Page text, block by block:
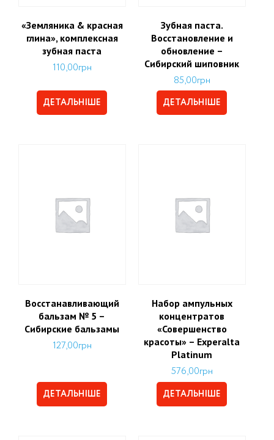
«Земляника & красная
глина», комплексная
зубная паста
110,00грн
ДЕТАЛЬНІШЕ
Зубная паста.
Восстановление и
обновление –
Сибирский шиповник
85,00грн
ДЕТАЛЬНІШЕ
Восстанавливающий
бальзам № 5 –
Сибирские бальзамы
127,00грн
ДЕТАЛЬНІШЕ
Набор ампульных
концентратов
«Совершенство
красоты» – Experalta
Platinum
576,00грн
ДЕТАЛЬНІШЕ